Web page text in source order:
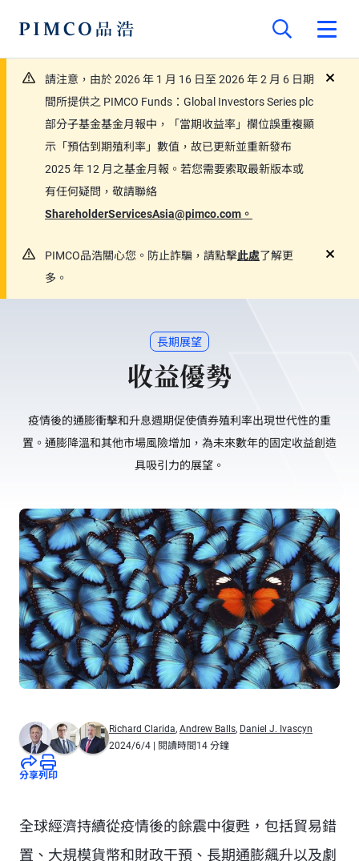
請注意，由於 2026 年 1 月 16 日至 2026 年 2 月 6 日期
間所提供之 PIMCO Funds：Global Investors Series plc
部分子基金基金月報中，「當期收益率」欄位誤重複顯
示「預估到期殖利率」數值，故已更新並重新發布
2025 年 12 月之基金月報。若您需要索取最新版本或
有任何疑問，敬請聯絡
ShareholderServicesAsia@pimco.com。
PIMCO品浩關心您。防止詐騙，請點擊此處了解更
多。
長期展望
收益優勢
疫情後的通膨衝擊和升息週期促使債券殖利率出現世代性的重
置。通膨降溫和其他市場風險增加，為未來數年的固定收益創造
具吸引力的展望。
Richard Clarida, Andrew Balls, Daniel J. Ivascyn
2024/6/4 | 閱讀時間14 分鐘
分享列印
全球經濟持續從疫情後的餘震中復甦，包括貿易錯
置、大規模貨幣和財政干預、長期通膨飆升以及劇